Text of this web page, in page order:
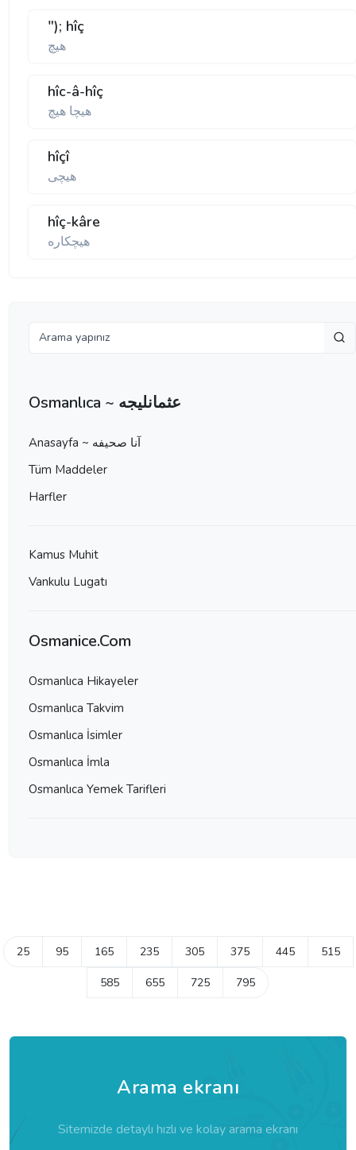
"); hîç
هيچ
hîc-â-hîç
هيچا هيچ
hîçî
هيچی
hîç-kâre
هيچكاره
Osmanlıca ~ عثمانليجه
Anasayfa ~ آنا صحيفه
Tüm Maddeler
Harfler
Kamus Muhit
Vankulu Lugatı
Osmanice.Com
Osmanlıca Hikayeler
Osmanlıca Takvim
Osmanlıca İsimler
Osmanlıca İmla
Osmanlıca Yemek Tarifleri
25 95 165 235 305 375 445 515
585 655 725 795
Arama ekranı
Sitemizde detaylı hızlı ve kolay arama ekranı